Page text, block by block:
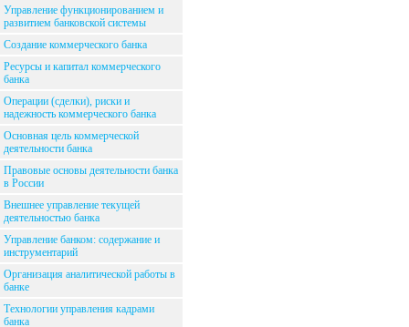
Управление функционированием и
развитием банковской системы
Создание коммерческого банка
Ресурсы и капитал коммерческого
банка
Операции (сделки), риски и
надежность коммерческого банка
Основная цель коммерческой
деятельности банка
Правовые основы деятельности банка
в России
Внешнее управление текущей
деятельностью банка
Управление банком: содержание и
инструментарий
Организация аналитической работы в
банке
Технологии управления кадрами
банка